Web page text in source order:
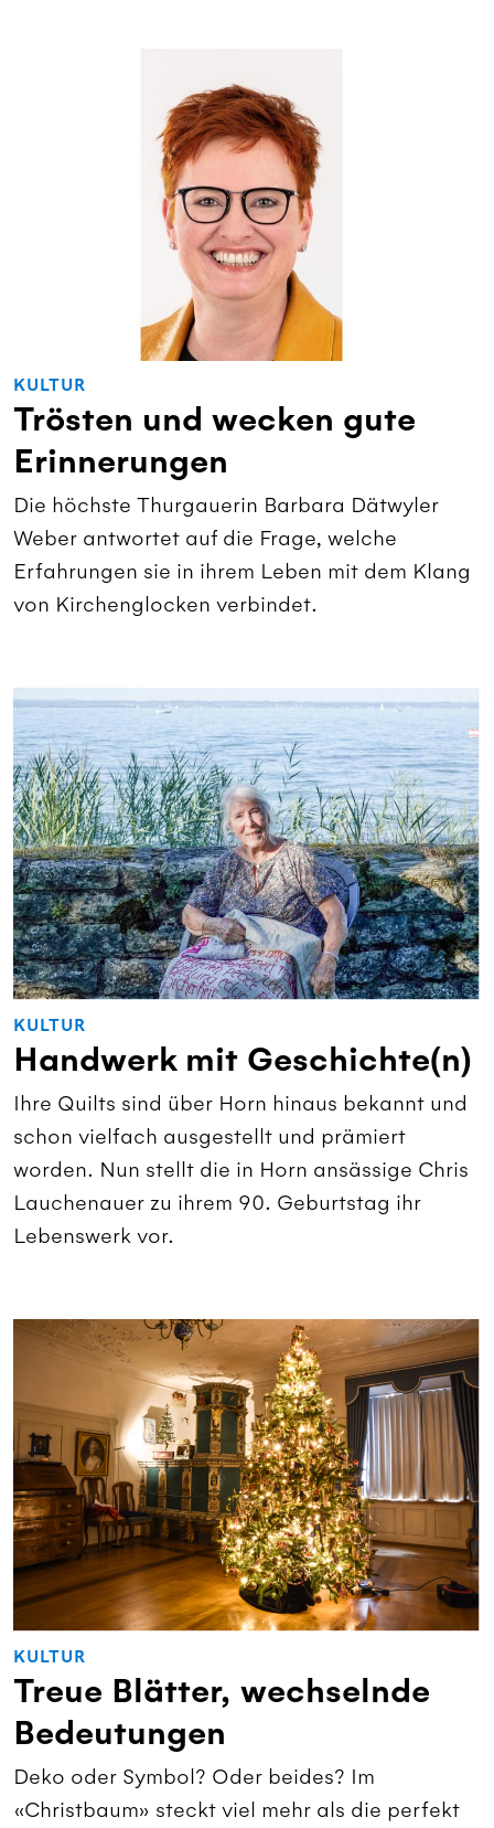
KULTUR
Trösten und wecken gute
Erinnerungen
Die höchste Thurgauerin Barbara Dätwyler
Weber antwortet auf die Frage, welche
Erfahrungen sie in ihrem Leben mit dem Klang
von Kirchenglocken verbindet.
KULTUR
Handwerk mit Geschichte(n)
Ihre Quilts sind über Horn hinaus bekannt und
schon vielfach ausgestellt und prämiert
worden. Nun stellt die in Horn ansässige Chris
Lauchenauer zu ihrem 90. Geburtstag ihr
Lebenswerk vor.
KULTUR
Treue Blätter, wechselnde
Bedeutungen
Deko oder Symbol? Oder beides? Im
«Christbaum» steckt viel mehr als die perfekt